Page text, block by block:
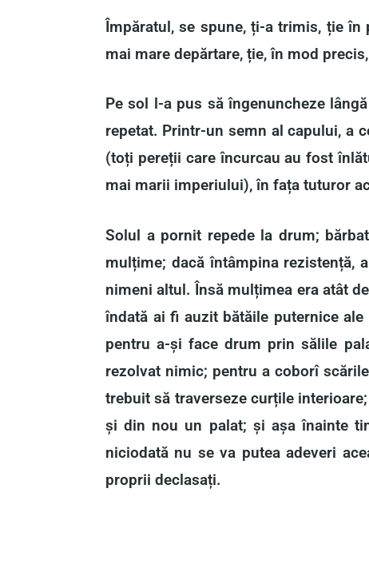
Împăratul, se spune, ți-a trimis, ție
mai mare depărtare, ție, în mod
Pe sol l-a pus să îngenuncheze
repetat. Printr-un semn al capului, a
(toți pereții care încurcau au fost
mai marii imperiului), în fața tuturor
Solul a pornit repede la drum;
mulțime; dacă întâmpina rezistență,
nimeni altul. Însă mulțimea era atât
îndată ai fi auzit bătăile puternice
pentru a-și face drum prin sălile
rezolvat nimic; pentru a coborî
trebuit să traverseze curțile
și din nou un palat; și așa înainte
niciodată nu se va putea adeveri
proprii declasați.